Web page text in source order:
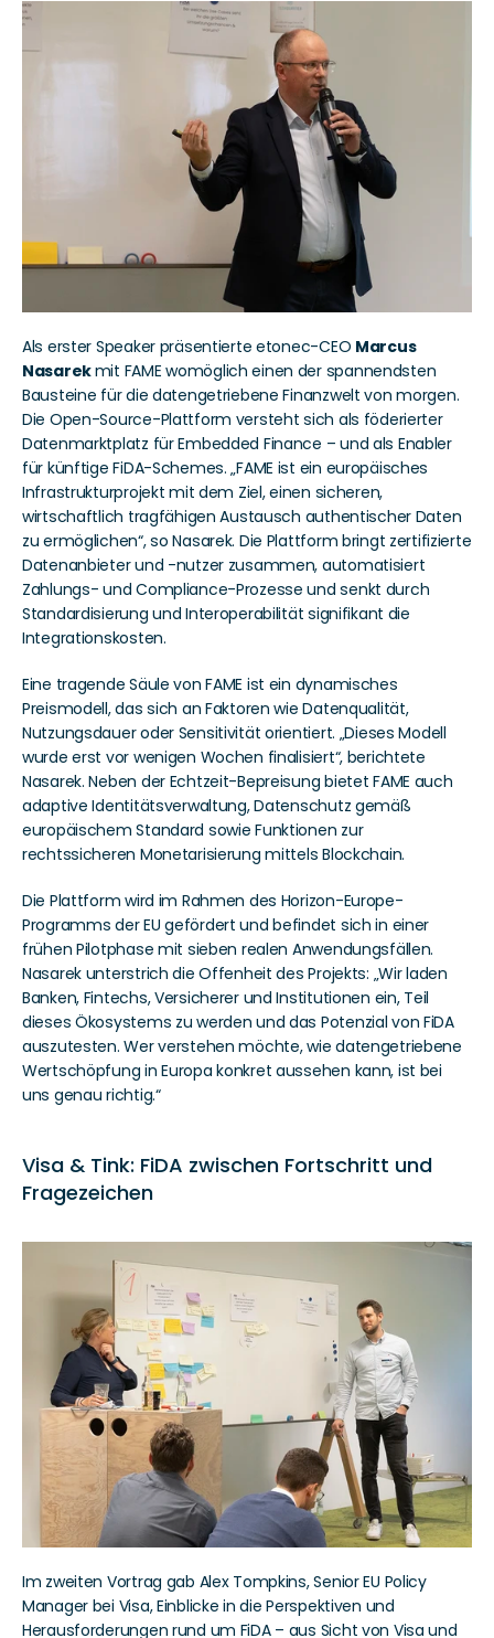
Als erster Speaker präsentierte etonec-CEO Marcus
Nasarek mit FAME womöglich einen der spannendsten
Bausteine für die datengetriebene Finanzwelt von morgen.
Die Open-Source-Plattform versteht sich als föderierter
Datenmarktplatz für Embedded Finance – und als Enabler
für künftige FiDA-Schemes. „FAME ist ein europäisches
Infrastrukturprojekt mit dem Ziel, einen sicheren,
wirtschaftlich tragfähigen Austausch authentischer Daten
zu ermöglichen“, so Nasarek. Die Plattform bringt zertifizierte
Datenanbieter und -nutzer zusammen, automatisiert
Zahlungs- und Compliance-Prozesse und senkt durch
Standardisierung und Interoperabilität signifikant die
Integrationskosten.
Eine tragende Säule von FAME ist ein dynamisches
Preismodell, das sich an Faktoren wie Datenqualität,
Nutzungsdauer oder Sensitivität orientiert. „Dieses Modell
wurde erst vor wenigen Wochen finalisiert“, berichtete
Nasarek. Neben der Echtzeit-Bepreisung bietet FAME auch
adaptive Identitätsverwaltung, Datenschutz gemäß
europäischem Standard sowie Funktionen zur
rechtssicheren Monetarisierung mittels Blockchain.
Die Plattform wird im Rahmen des Horizon-Europe-
Programms der EU gefördert und befindet sich in einer
frühen Pilotphase mit sieben realen Anwendungsfällen.
Nasarek unterstrich die Offenheit des Projekts: „Wir laden
Banken, Fintechs, Versicherer und Institutionen ein, Teil
dieses Ökosystems zu werden und das Potenzial von FiDA
auszutesten. Wer verstehen möchte, wie datengetriebene
Wertschöpfung in Europa konkret aussehen kann, ist bei
uns genau richtig.“
Visa & Tink: FiDA zwischen Fortschritt und
Fragezeichen
Im zweiten Vortrag gab Alex Tompkins, Senior EU Policy
Manager bei Visa, Einblicke in die Perspektiven und
Herausforderungen rund um FiDA – aus Sicht von Visa und